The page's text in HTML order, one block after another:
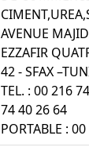
AVENUE
EZZAFIR
42 - SFAX
TEL. : 00 216
74 40 26 64
PORTABLE :